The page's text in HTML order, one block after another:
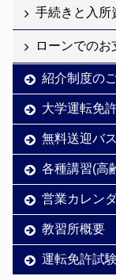
手続きと入所
ローンでのお
紹介制度の
大学運転免
無料送迎バス
各種講習(高
営業カレン
教習所概要
運転免許試